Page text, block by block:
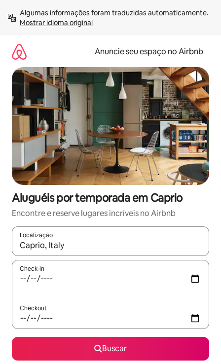
para
Mostrar idioma original
Anuncie seu espaço no Airbnb
Aluguéis por temporada em Caprio
Encontre e reserve lugares incríveis no Airbnb
Localização
Quando os resultados estiverem disponíveis, explore-os
Check-in
Checkout
Buscar